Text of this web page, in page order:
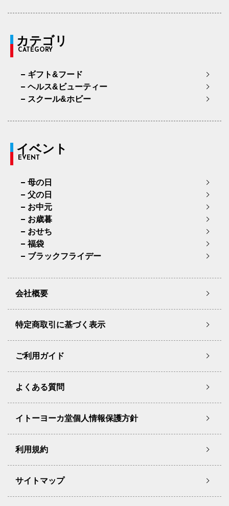
カテゴリ
CATEGORY
ギフト&フード
ヘルス&ビューティー
スクール&ホビー
イベント
EVENT
母の日
父の日
お中元
お歳暮
おせち
福袋
ブラックフライデー
会社概要
特定商取引に基づく表示
ご利用ガイド
よくある質問
イトーヨーカ堂個人情報保護方針
利用規約
サイトマップ